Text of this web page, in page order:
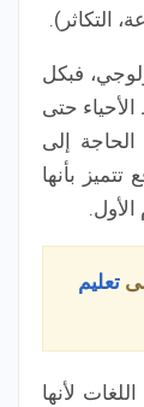
التكاثر).
فبكل
حتى
إلى
بأنها
تعليم
لأنها